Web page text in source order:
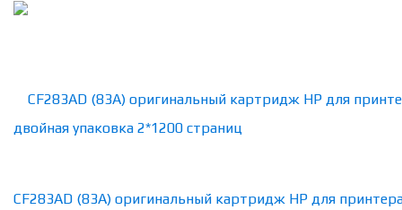
CF283AD (83A) оригинальный картридж HP для